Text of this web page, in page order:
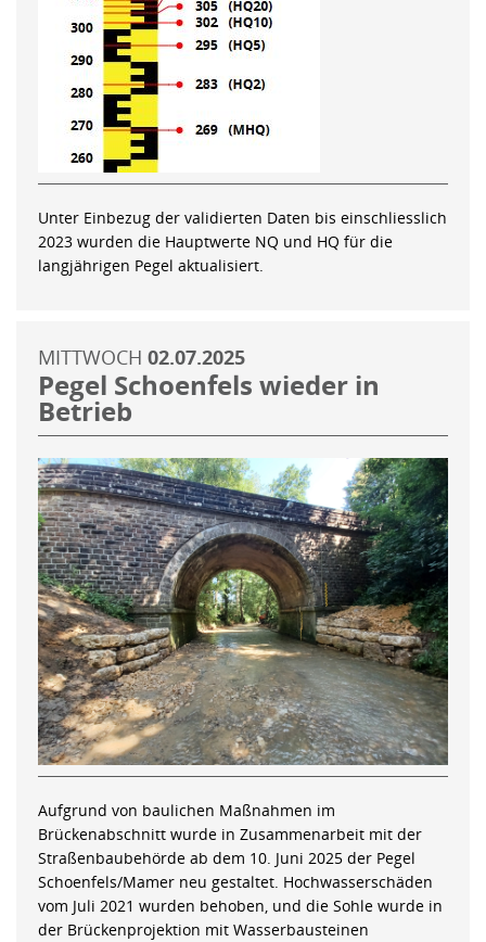
Unter Einbezug der validierten Daten bis einschliesslich
2023 wurden die Hauptwerte NQ und HQ für die
langjährigen Pegel aktualisiert.
MITTWOCH 02.07.2025
Pegel Schoenfels wieder in
Betrieb
Aufgrund von baulichen Maßnahmen im
Brückenabschnitt wurde in Zusammenarbeit mit der
Straßenbaubehörde ab dem 10. Juni 2025 der Pegel
Schoenfels/Mamer neu gestaltet. Hochwasserschäden
vom Juli 2021 wurden behoben, und die Sohle wurde in
der Brückenprojektion mit Wasserbausteinen